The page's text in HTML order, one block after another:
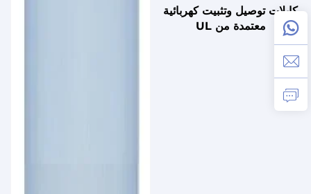
كابلات توصيل وتثبيت كهربائية
معتمدة من UL